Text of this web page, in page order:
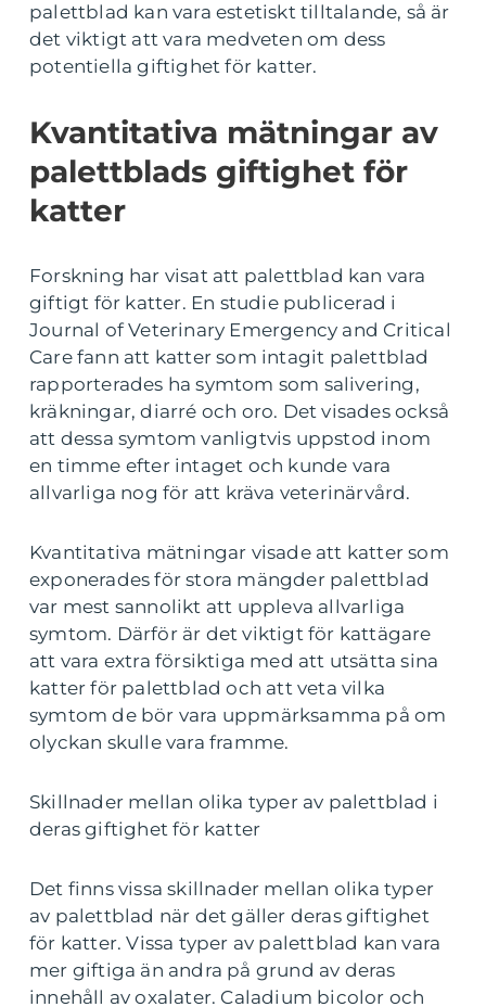
palettblad kan vara estetiskt tilltalande, så är
det viktigt att vara medveten om dess
potentiella giftighet för katter.
Kvantitativa mätningar av
palettblads giftighet för
katter
Forskning har visat att palettblad kan vara
giftigt för katter. En studie publicerad i
Journal of Veterinary Emergency and Critical
Care fann att katter som intagit palettblad
rapporterades ha symtom som salivering,
kräkningar, diarré och oro. Det visades också
att dessa symtom vanligtvis uppstod inom
en timme efter intaget och kunde vara
allvarliga nog för att kräva veterinärvård.
Kvantitativa mätningar visade att katter som
exponerades för stora mängder palettblad
var mest sannolikt att uppleva allvarliga
symtom. Därför är det viktigt för kattägare
att vara extra försiktiga med att utsätta sina
katter för palettblad och att veta vilka
symtom de bör vara uppmärksamma på om
olyckan skulle vara framme.
Skillnader mellan olika typer av palettblad i
deras giftighet för katter
Det finns vissa skillnader mellan olika typer
av palettblad när det gäller deras giftighet
för katter. Vissa typer av palettblad kan vara
mer giftiga än andra på grund av deras
innehåll av oxalater. Caladium bicolor och